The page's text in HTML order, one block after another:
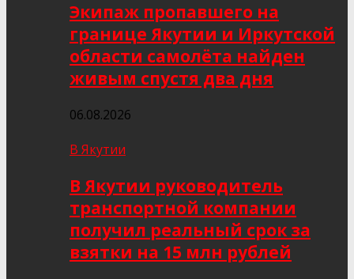
Экипаж пропавшего на
границе Якутии и Иркутской
области самолёта найден
живым спустя два дня
06.08.2026
В Якутии
В Якутии руководитель
транспортной компании
получил реальный срок за
взятки на 15 млн рублей